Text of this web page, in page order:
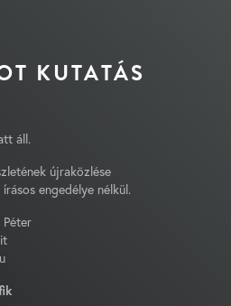
KUTATÁS
áll.
újraközlése
engedélye nélkül.
Péter